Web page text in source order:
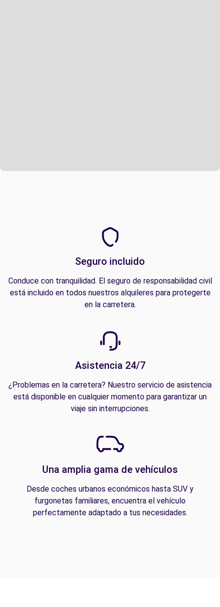
Seguro incluido
Conduce con tranquilidad. El seguro de responsabilidad civil
está incluido en todos nuestros alquileres para protegerte
en la carretera.
Asistencia 24/7
¿Problemas en la carretera? Nuestro servicio de asistencia
está disponible en cualquier momento para garantizar un
viaje sin interrupciones.
Una amplia gama de vehículos
Desde coches urbanos económicos hasta SUV y
furgonetas familiares, encuentra el vehículo
perfectamente adaptado a tus necesidades.